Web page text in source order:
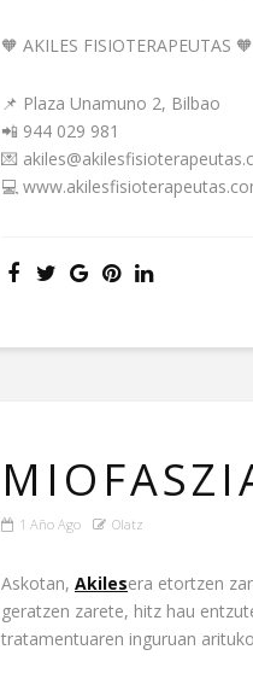
🧡 AKILES FISIOTERAPEUTAS 🧡
📌 Plaza Unamuno 2, Bilbao
📲 944 029 981
💌
💻
1 Año Ago Olatz
Askotan, Akilesera etortzen
geratzen zarete, hitz hau
tratamentuaren inguruan